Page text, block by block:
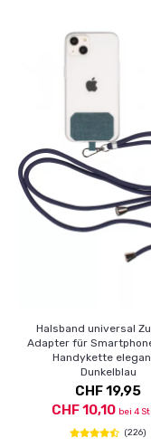
Halsband universal
Adapter für
Handykette
Dunkelblau
CHF 19,95
CHF 10,10 bei 4
(226)